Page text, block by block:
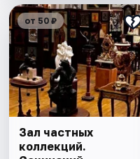
от 50 ₽
Зал частных
коллекций.